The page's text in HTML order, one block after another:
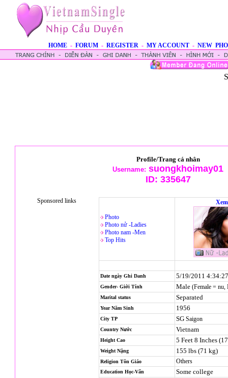
HOME - FORUM - REGISTER - MY ACCOUNT - NEW
Profile/Trang cá nhân
Username: suongkhoimay01
ID: 335647
Sponsored links
Photo
Photo nử -Ladies
Photo nam -Men
Top Hits
Date ngày Ghi Danh 5/19/2011
Gender- Giới Tính Male (Female = nu,
Marital status Separated
Year Năm Sinh 1956
City TP SG Saigon
Country Nước Vietnam
Height Cao 5 Feet 8 Inches
Weight Nặng 155 lbs (71 kg)
Religion Tôn Giáo Others
Education Học-Vấn Some college